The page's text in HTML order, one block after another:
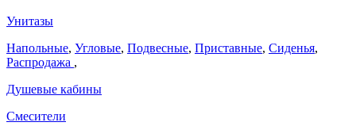
Унитазы
Напольные, Угловые, Подвесные, Приставные, Сиденья,
Распродажа ,
Душевые кабины
Смесители